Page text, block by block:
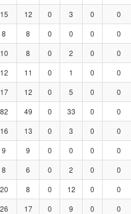
15 12 0 3 0 0
8 8 0 0 0 0
10 8 0 2 0 0
12 11 0 1 0 0
17 12 0 5 0 0
82 49 0 33 0 0
16 13 0 3 0 0
9 9 0 0 0 0
8 6 0 2 0 0
20 8 0 12 0 0
26 17 0 9 0 0